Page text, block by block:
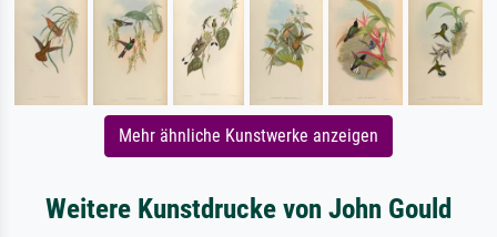
Mehr ähnliche Kunstwerke anzeigen
Weitere Kunstdrucke von John Gould